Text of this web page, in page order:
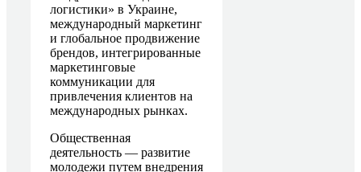
логистики» в Украине,
международный маркетинг
и глобальное продвижение
брендов, интегрированные
маркетинговые
коммуникации для
привлечения клиентов на
международных рынках.
Общественная
деятельность — развитие
молодежи путем внедрения